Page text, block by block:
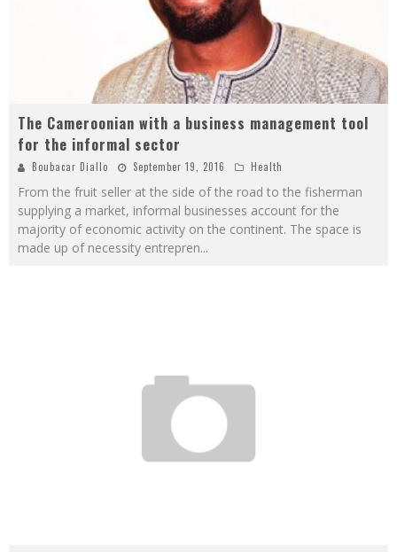
The Cameroonian with a business management tool
for the informal sector
Boubacar Diallo September 19, 2016 Health
From the fruit seller at the side of the road to the fisherman
supplying a market, informal businesses account for the
majority of economic activity on the continent. The space is
made up of necessity entrepren...